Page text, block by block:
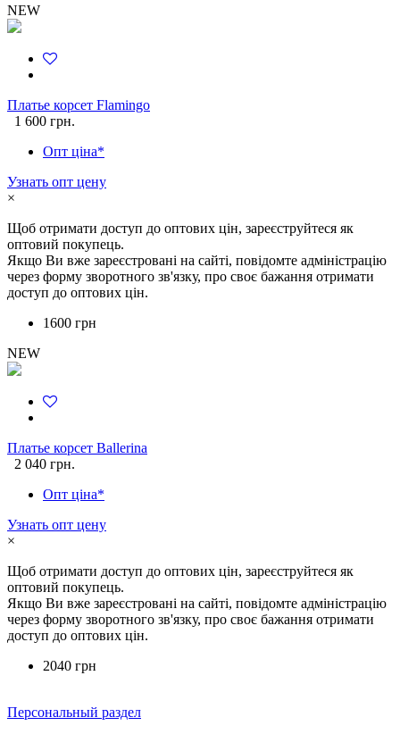
NEW
Платье корсет Flamingo
1 600 грн.
Опт ціна*
Узнать опт цену
×
Щоб отримати доступ до оптових цін, зареєструйтеся як
оптовий покупець.
Якщо Ви вже зареєстровані на сайті, повідомте адміністрацію
через форму зворотного зв'язку, про своє бажання отримати
доступ до оптових цін.
1600 грн
NEW
Платье корсет Ballerina
2 040 грн.
Опт ціна*
Узнать опт цену
×
Щоб отримати доступ до оптових цін, зареєструйтеся як
оптовий покупець.
Якщо Ви вже зареєстровані на сайті, повідомте адміністрацію
через форму зворотного зв'язку, про своє бажання отримати
доступ до оптових цін.
2040 грн
Персональный раздел